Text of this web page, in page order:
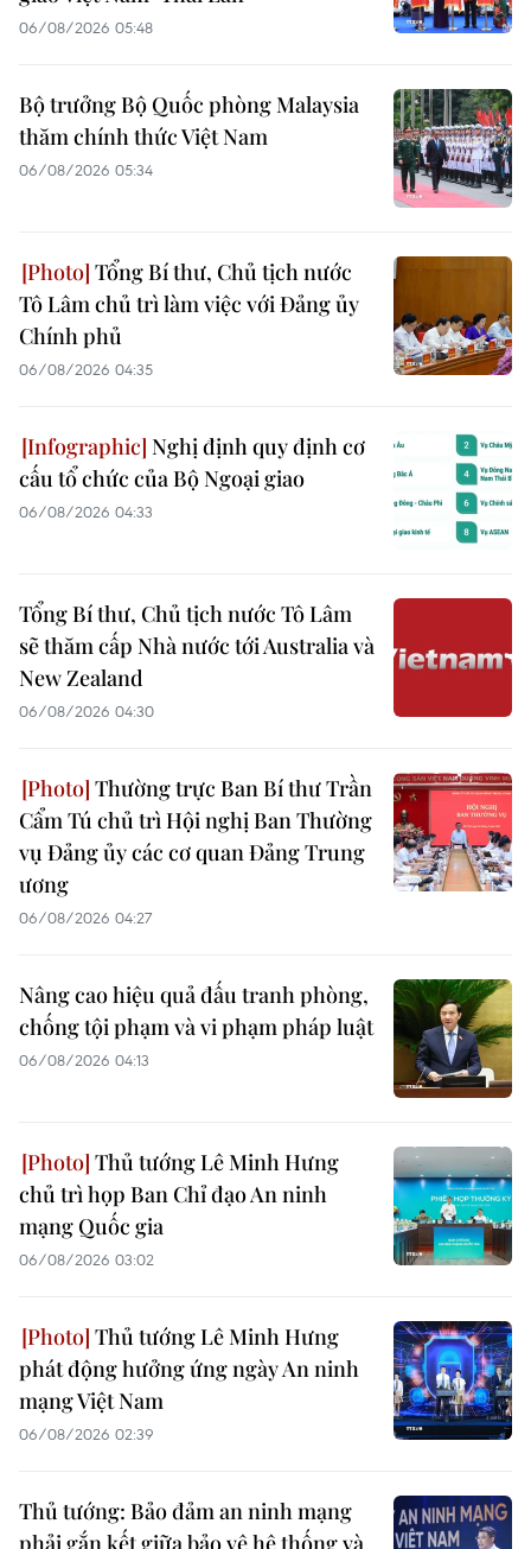
06/08/2026 05:48
Bộ trưởng Bộ Quốc phòng Malaysia
thăm chính thức Việt Nam
06/08/2026 05:34
Tổng Bí thư, Chủ tịch nước
Tô Lâm chủ trì làm việc với Đảng ủy
Chính phủ
06/08/2026 04:35
Nghị định quy định cơ
cấu tổ chức của Bộ Ngoại giao
06/08/2026 04:33
Tổng Bí thư, Chủ tịch nước Tô Lâm
sẽ thăm cấp Nhà nước tới Australia và
New Zealand
06/08/2026 04:30
Thường trực Ban Bí thư Trần
Cẩm Tú chủ trì Hội nghị Ban Thường
vụ Đảng ủy các cơ quan Đảng Trung
ương
06/08/2026 04:27
Nâng cao hiệu quả đấu tranh phòng,
chống tội phạm và vi phạm pháp luật
06/08/2026 04:13
Thủ tướng Lê Minh Hưng
chủ trì họp Ban Chỉ đạo An ninh
mạng Quốc gia
06/08/2026 03:02
Thủ tướng Lê Minh Hưng
phát động hưởng ứng ngày An ninh
mạng Việt Nam
06/08/2026 02:39
Thủ tướng: Bảo đảm an ninh mạng
phải gắn kết giữa bảo vệ hệ thống và